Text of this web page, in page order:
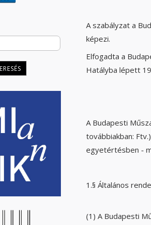
A szabályzat a
képezi.
Elfogadta a
Hatályba lépett
A Budapesti
továbbiakban:
egyetértésben -
1.§ Általános
(1) A Budapesti